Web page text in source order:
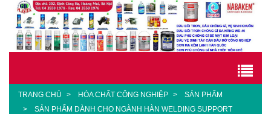
TRANG CHỦ HÓA CHẤT CÔNG NGHIỆP
SẢN PHẨM
SẢN PHẨM DÀNH CHO NGÀNH HÀN WELDING SUPPORT